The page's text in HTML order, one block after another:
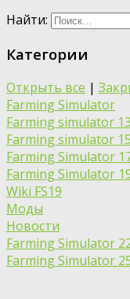
Найти:
Категории
Открыть все |
Farming Simulator
Farming simulator 13
Farming simulator 15
Farming Simulator
Farming Simulator
Wiki FS19
Моды
Новости
Farming Simulator
Farming Simulator